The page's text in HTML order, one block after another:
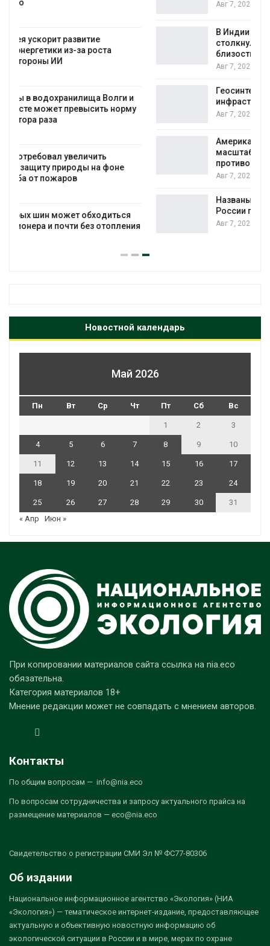
В Индии проект дата-центра Google
столкнулся с протестами из-за воды и
близости заповедника
Геосинтетика на полигоне: как меняется
инфраструктура обращения с отходами
Авг 7, 2026
Американские экологи предупредили о
масштабном загрязнении из-за
противопожарной пены
Названы ведущие экологические НКО
России по итогам 2025 года
Авг 7, 2026
Новостной календарь
Май 2026
Пн Вт Ср Чт Пт Сб Вс
1 2 3
4 5 6 7 8 9 10
11 12 13 14 15 16 17
18 19 20 21 22 23 24
25 26 27 28 29 30
31
« Апр
Июн »
При копировании материалов сайта ссылка на nia.eco
обязательна.
Категория материалов 18+
Мнение редакции может не совпадать с мнением авторов.
Контакты
По общим вопросам — info@nia.eco
По вопросам сотрудничества и запросу актуального прайса на
размещение материалов — eco@nia.eco
Свидетельство о регистрации СМИ Эл № ФС77-80306
Об издании
Национальное информационное агентство «Экология» (НИА
«Экология») — тематическое интернет-издание, предоставляющее
актуальную и объективную новостную информацию об
экологической ситуации в России и в мире, мерах по охране